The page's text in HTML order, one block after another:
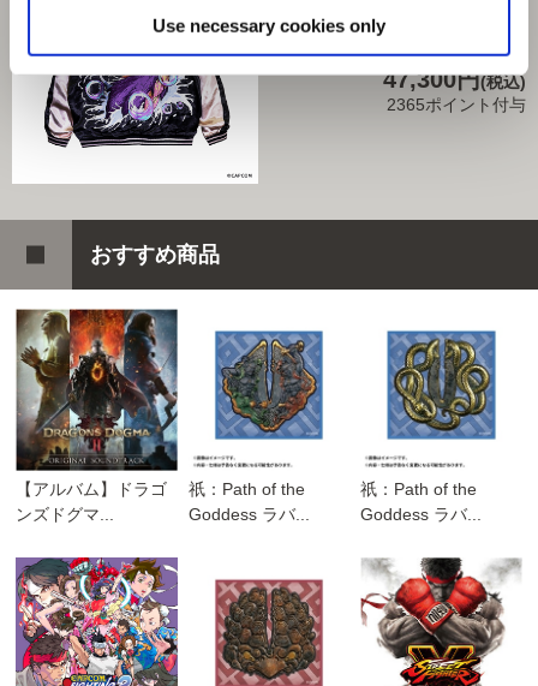
Use necessary cookies only商品を選びなおす
47,300円(税込)
2365ポイント付与
おすすめ商品
【アルバム】ドラゴ
ンズドグマ...
祇：Path of the
Goddess ラバ...
祇：Path of the
Goddess ラバ...